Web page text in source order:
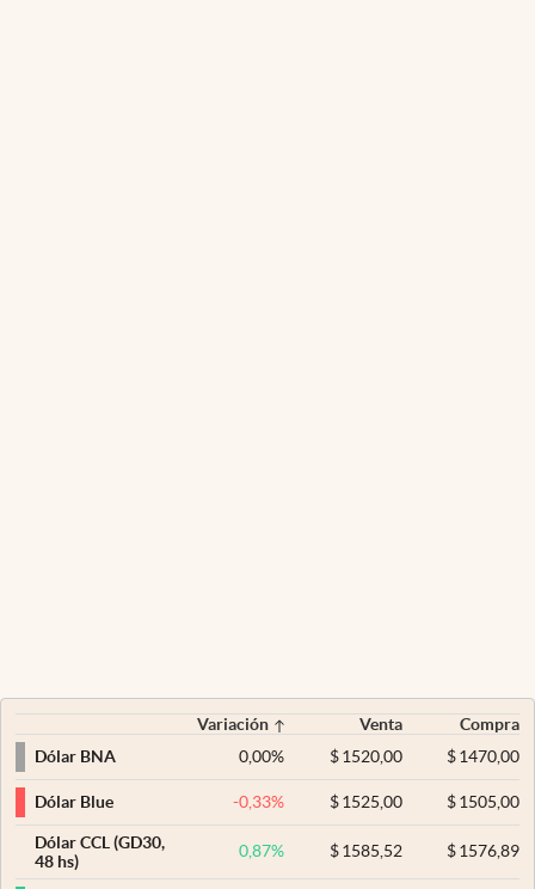
Variación Venta
Compra
Dólar BNA
0,00% $ 1520,00 $1470,00
Dólar Blue -0,33% $ 1525,00 $1505,00
Dólar CCL (GD30,
48 hs)
0,87% $ 1585,52 $1576,89